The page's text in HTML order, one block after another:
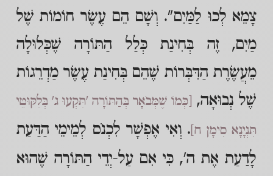
צָמֵא לְכוּ לַמַּיִם". וְשָׁם הֵם עֶשֶׂר חוֹמוֹת שֶׁל
מַיִם, זֶה בְּחִינַת כְּלַל הַתּוֹרָה שֶׁכְּלוּלָה
מֵעֲשֶׂרֶת הַדִּבְּרוֹת שֶׁהֵם בְּחִינַת עֶשֶׂר מַדְרֵגוֹת
שֶׁל נְבוּאָה, [כְּמוֹ שֶׁמְּבֹאָר בְּהַתּוֹרָה 'תִּקְעוּ ג' בְּלִקּוּטֵי
תִּנְיָנָא סִימָן ח] . וְאִי אֶפְשָׁר לִכְנֹס לְמֵימֵי הַדַּעַת
לָדַעַת אֶת ה', כִּי אִם עַל-יְדֵי הַתּוֹרָה שֶׁהוּא